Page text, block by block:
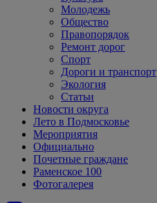
Молодежь
Общество
Правопорядок
Ремонт дорог
Спорт
Дороги и транспорт
Экология
Статьи
Новости округа
Лето в Подмосковье
Мероприятия
Официально
Почетные граждане
Раменское 100
Фотогалерея